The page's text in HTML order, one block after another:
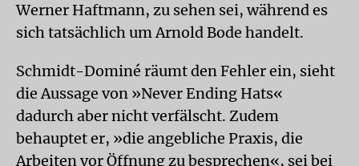
Werner Haftmann, zu sehen sei, während es
sich tatsächlich um Arnold Bode handelt.
Schmidt-Dominé räumt den Fehler ein, sieht
die Aussage von »Never Ending Hats«
dadurch aber nicht verfälscht. Zudem
behauptet er, »die angebliche Praxis, die
Arbeiten vor Öffnung zu besprechen«, sei bei